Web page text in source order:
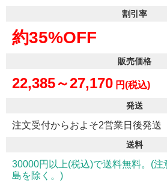
割引率
約35%OFF
販売価格
22,385～27,170 円(税込)
発送
注文受付からおよそ2営業日後発送
送料
30000円以上(税込)で送料無料。(注
島を除く。)